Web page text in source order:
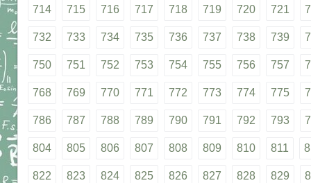
714 715 716 717 718 719 720 721
732 733 734 735 736 737 738 739
750 751 752 753 754 755 756 757
768 769 770 771 772 773 774 775
786 787 788 789 790 791 792 793
804 805 806 807 808 809 810 811
822 823 824 825 826 827 828 829